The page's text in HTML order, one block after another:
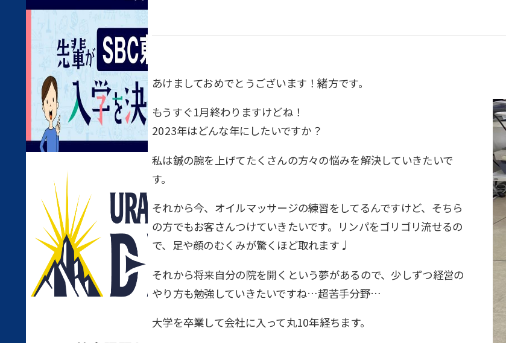
あけましておめでとうございます！緒方です。
もうすぐ1月終わりますけどね！
2023年はどんな年にしたいですか？
私は鍼の腕を上げてたくさんの方々の悩みを解決していきたいで
す。
それから今、オイルマッサージの練習をしてるんですけど、そちら
の方でもお客さんつけていきたいです。リンパをゴリゴリ流せるの
で、足や顔のむくみが驚くほど取れます♩
それから将来自分の院を開くという夢があるので、少しずつ経営の
やり方も勉強していきたいですね…超苦手分野…
大学を卒業して会社に入って丸10年経ちます。